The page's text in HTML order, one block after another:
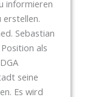
informieren
erstellen.
Sebastian
als
seine
Es wird